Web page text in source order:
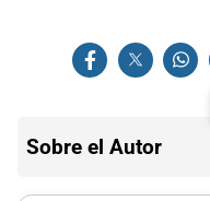
Sobre el Autor